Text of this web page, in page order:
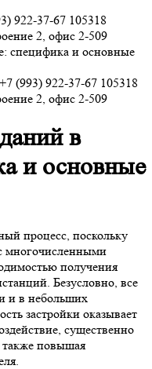
922-37-67 105318
2, офис 2-509
+7 (993) 922-37-67 105318
2, офис 2-509
в
и основные
процесс, поскольку
многочисленными
получения
Безусловно, все
и в небольших
застройки оказывает
существенно
также повышая